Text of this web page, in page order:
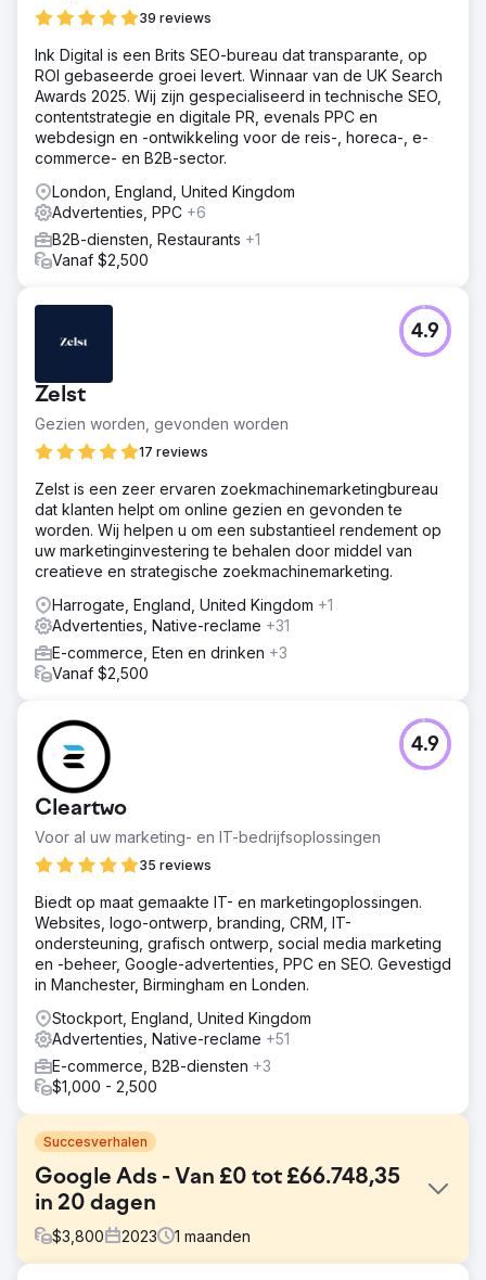
39 reviews
Ink Digital is een Brits SEO-bureau dat transparante, op
ROI gebaseerde groei levert. Winnaar van de UK Search
Awards 2025. Wij zijn gespecialiseerd in technische SEO,
contentstrategie en digitale PR, evenals PPC en
webdesign en -ontwikkeling voor de reis-, horeca-, e-
commerce- en B2B-sector.
London, England, United Kingdom
Advertenties, PPC +6
B2B-diensten, Restaurants +1
Vanaf $2,500
Zelst
Gezien worden, gevonden worden
17 reviews
4.9
Zelst is een zeer ervaren zoekmachinemarketingbureau
dat klanten helpt om online gezien en gevonden te
worden. Wij helpen u om een substantieel rendement op
uw marketinginvestering te behalen door middel van
creatieve en strategische zoekmachinemarketing.
Harrogate, England, United Kingdom +1
Advertenties, Native-reclame +31
E-commerce, Eten en drinken +3
Vanaf $2,500
Cleartwo
Voor al uw marketing- en IT-bedrijfsoplossingen
35 reviews
4.9
Biedt op maat gemaakte IT- en marketingoplossingen.
Websites, logo-ontwerp, branding, CRM, IT-
ondersteuning, grafisch ontwerp, social media marketing
en -beheer, Google-advertenties, PPC en SEO. Gevestigd
in Manchester, Birmingham en Londen.
Stockport, England, United Kingdom
Advertenties, Native-reclame +51
E-commerce, B2B-diensten +3
$1,000 - 2,500
Succesverhalen
Google Ads - Van £0 tot £66.748,35
in 20 dagen
$3,800 2023 1 maanden